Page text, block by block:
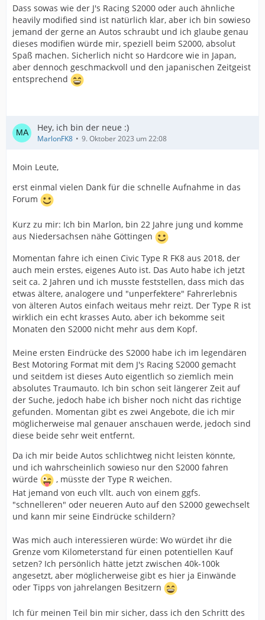
Dass sowas wie der J's Racing S2000 oder auch ähnliche
heavily modified sind ist natürlich klar, aber ich bin sowieso
jemand der gerne an Autos schraubt und ich glaube genau
dieses modifien würde mir, speziell beim S2000, absolut
Spaß machen. Sicherlich nicht so Hardcore wie in Japan,
aber dennoch geschmackvoll und den japanischen Zeitgeist
entsprechend
Hey, ich bin der neue :)
MarlonFK8 9. Oktober 2023 um 22:08
Moin Leute,
erst einmal vielen Dank für die schnelle Aufnahme in das
Forum
Kurz zu mir: Ich bin Marlon, bin 22 Jahre jung und komme
aus Niedersachsen nähe Göttingen
Momentan fahre ich einen Civic Type R FK8 aus 2018, der
auch mein erstes, eigenes Auto ist. Das Auto habe ich jetzt
seit ca. 2 Jahren und ich musste feststellen, dass mich das
etwas ältere, analogere und "unperfektere" Fahrerlebnis
von älteren Autos einfach weitaus mehr reizt. Der Type R ist
wirklich ein echt krasses Auto, aber ich bekomme seit
Monaten den S2000 nicht mehr aus dem Kopf.
Meine ersten Eindrücke des S2000 habe ich im legendären
Best Motoring Format mit dem J's Racing S2000 gemacht
und seitdem ist dieses Auto eigentlich so ziemlich mein
absolutes Traumauto. Ich bin schon seit längerer Zeit auf
der Suche, jedoch habe ich bisher noch nicht das richtige
gefunden. Momentan gibt es zwei Angebote, die ich mir
möglicherweise mal genauer anschauen werde, jedoch sind
diese beide sehr weit entfernt.
Da ich mir beide Autos schlichtweg nicht leisten könnte,
und ich wahrscheinlich sowieso nur den S2000 fahren
würde
, müsste der Type R weichen.
Hat jemand von euch vllt. auch von einem ggfs.
"schnelleren" oder neueren Auto auf den S2000 gewechselt
und kann mir seine Eindrücke schildern?
Was mich auch interessieren würde: Wo würdet ihr die
Grenze vom Kilometerstand für einen potentiellen Kauf
setzen? Ich persönlich hätte jetzt zwischen 40k-100k
angesetzt, aber möglicherweise gibt es hier ja Einwände
oder Tipps von jahrelangen Besitzern
Ich für meinen Teil bin mir sicher, dass ich den Schritt des